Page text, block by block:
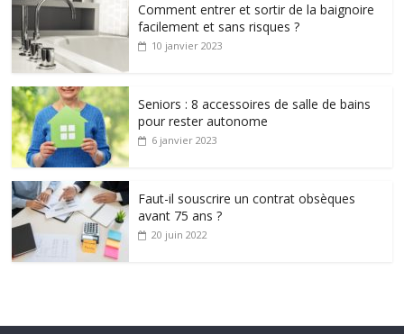
Comment entrer et sortir de la baignoire
facilement et sans risques ?
10 janvier 2023
Seniors : 8 accessoires de salle de bains
pour rester autonome
6 janvier 2023
Faut-il souscrire un contrat obsèques
avant 75 ans ?
20 juin 2022